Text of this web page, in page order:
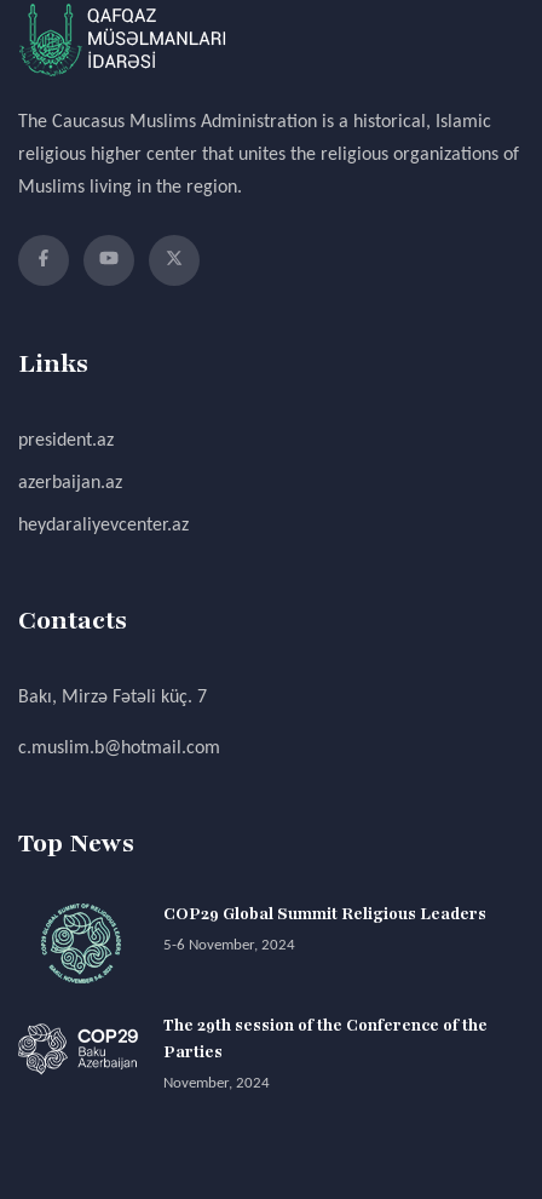
The Caucasus Muslims Administration is a historical, Islamic
religious higher center that unites the religious organizations of
Muslims living in the region.
Links
president.az
azerbaijan.az
heydaraliyevcenter.az
Contacts
Bakı, Mirzə Fətəli küç. 7
c.muslim.b@hotmail.com
Top News
COP29 Global Summit Religious Leaders
5-6 November, 2024
The 29th session of the Conference of the
Parties
November, 2024